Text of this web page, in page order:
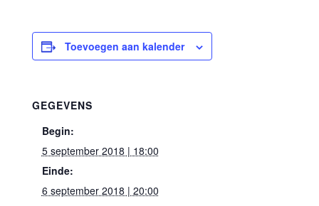
Toevoegen aan kalender
GEGEVENS
Begin:
5 september 2018 | 18:00
Einde:
6 september 2018 | 20:00